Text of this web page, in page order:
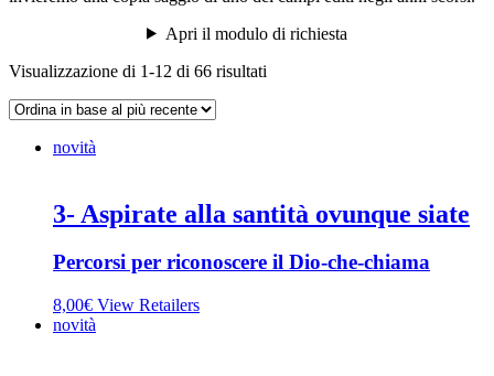
Apri il modulo di richiesta
Visualizzazione di 1-12 di 66 risultati
novità
3- Aspirate alla santità ovunque siate
Percorsi per riconoscere il Dio-che-chiama
8,00€ View Retailers
novità